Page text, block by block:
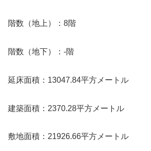
階数（地上）：8階
階数（地下）：-階
延床面積：13047.84平方メートル
建築面積：2370.28平方メートル
敷地面積：21926.66平方メートル